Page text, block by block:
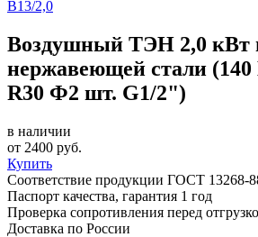
Воздушный ТЭН 2,0 кВт
нержавеющей стали (140
R30 Ф2 шт. G1/2")
в наличии
от 2400 руб.
Купить
Соответствие продукции ГОСТ 13268-
Паспорт качества, гарантия 1 год
Проверка сопротивления перед
Доставка по России